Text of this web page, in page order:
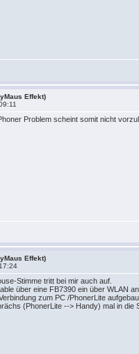
Effekt)
Problem scheint somit nicht
Effekt)
Stimme tritt bei mir auch auf.
über eine FB7390 ein über WLAN
zum PC /PhonerLite
(PhonerLite --> Handy) mal in